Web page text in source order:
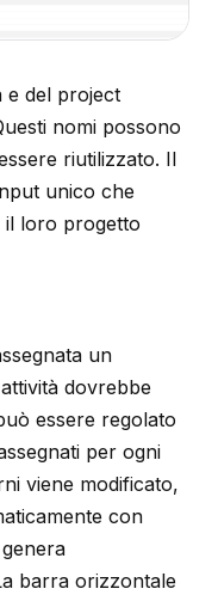
e del project
nomi possono
riutilizzato. Il
unico che
loro progetto
un
dovrebbe
essere regolato
per ogni
viene modificato,
con
barra orizzontale